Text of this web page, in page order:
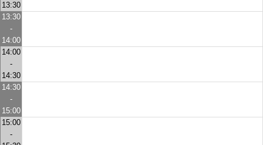
13:30
13:30
-
14:00
14:00
-
14:30
14:30
-
15:00
15:00
-